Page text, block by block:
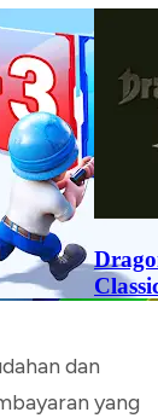
dan
yang